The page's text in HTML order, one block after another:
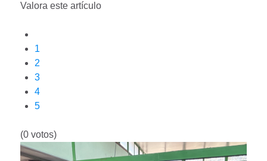
Valora este artículo
1
2
3
4
5
(0 votos)